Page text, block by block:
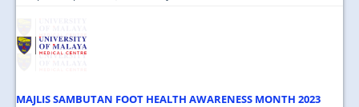
MAJLIS SAMBUTAN FOOT HEALTH AWARENESS MONTH 2023